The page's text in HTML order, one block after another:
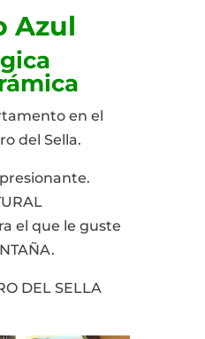
Azul
en el
del Sella.
el que le guste
DEL SELLA